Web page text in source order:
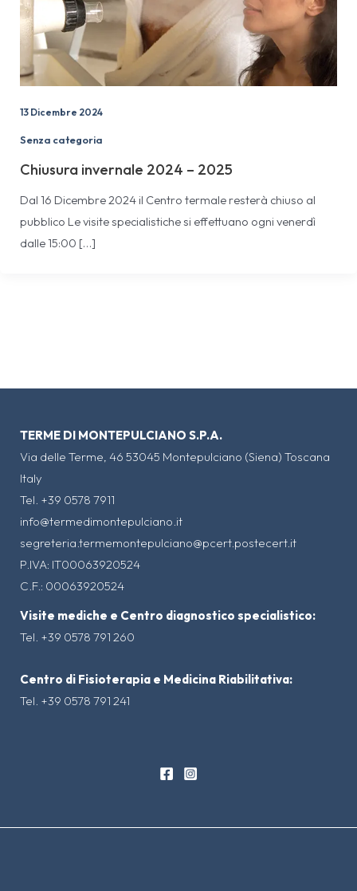
13 Dicembre 2024
Senza categoria
Chiusura invernale 2024 – 2025
Dal 16 Dicembre 2024 il Centro termale resterà chiuso al
pubblico Le visite specialistiche si effettuano ogni venerdì
dalle 15:00 […]
TERME DI MONTEPULCIANO S.P.A.
Via delle Terme, 46 53045 Montepulciano (Siena) Toscana
Italy
Tel. +39 0578 7911
info@termedimontepulciano.it
segreteria.termemontepulciano@pcert.postecert.it
P.IVA: IT00063920524
C.F.: 00063920524
Visite mediche e Centro diagnostico specialistico:
Tel. +39 0578 791 260
Centro di Fisioterapia e Medicina Riabilitativa:
Tel. +39 0578 791 241